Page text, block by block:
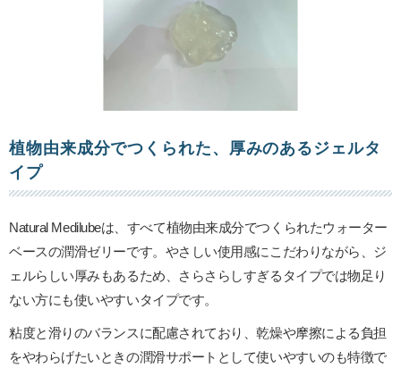
植物由来成分でつくられた、厚みのあるジェルタ
イプ
Natural Medilubeは、すべて植物由来成分でつくられたウォーター
ベースの潤滑ゼリーです。やさしい使用感にこだわりながら、ジ
ェルらしい厚みもあるため、さらさらしすぎるタイプでは物足り
ない方にも使いやすいタイプです。
粘度と滑りのバランスに配慮されており、乾燥や摩擦による負担
をやわらげたいときの潤滑サポートとして使いやすいのも特徴で